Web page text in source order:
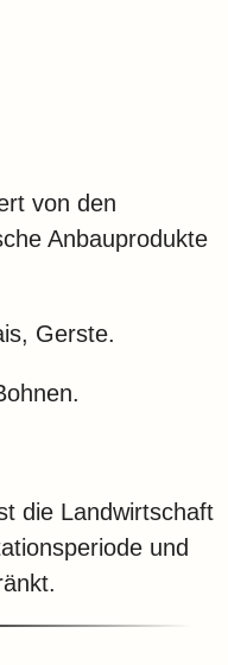
von den
Anbauprodukte
Gerste.
die Landwirtschaft
und